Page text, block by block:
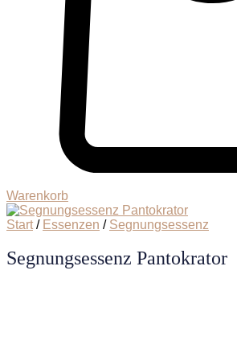
Warenkorb
Start / Essenzen / Segnungsessenz
Segnungsessenz Pantokrator